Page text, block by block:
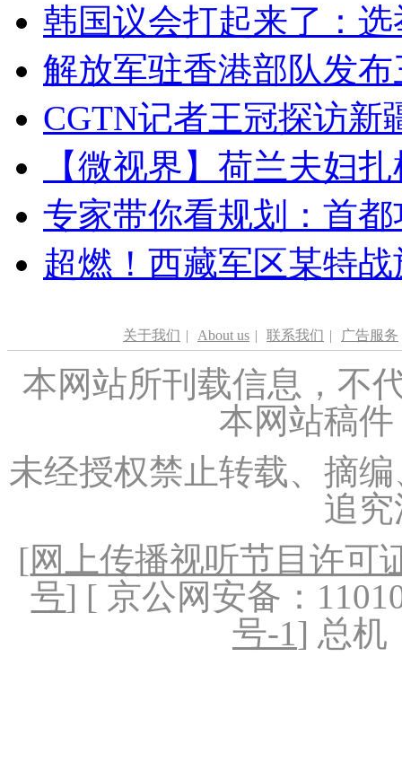
韩国议会打起来了：
解放军驻香港部队发
CGTN记者王冠探访新
【微视界】荷兰夫妇
专家带你看规划：首
超燃！西藏军区某特
关于我们 | About us | 联系我们 | 广告服务
本网站所刊载信息，不
本网站稿
未经授权禁止转载、摘
追
[网上传播视听节目许可
号] [ 京公网安备：
号-1] 总机